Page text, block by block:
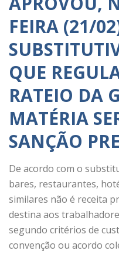
FEIRA (21/
QUE
RATEIO DA
MATÉRIA
SANÇÃO
De acordo com o
bares, restaurantes,
similares não é receita
destina aos
segundo critérios de
convenção ou acordo